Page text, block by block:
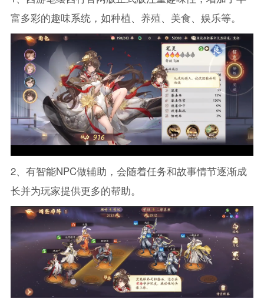
富多彩的趣味系统，如种植、养殖、美食、娱乐等。
2、有智能NPC做辅助，会随着任务和故事情节逐渐成
长并为玩家提供更多的帮助。